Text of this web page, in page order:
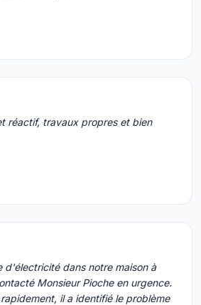
réactif, travaux propres et bien
d'électricité dans notre maison à
Monsieur Pioche en urgence.
il a identifié le problème